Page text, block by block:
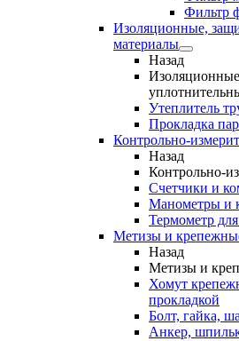
Фильтр
Изоляционные,
материалы
Назад
Утеплитель
Прокладка
Контрольно-
Назад
Контрольно-
Счетчики и
Манометры и
Термометр
Метизы и
Назад
Метизы и
Хомут
прокладкой
Болт, гайка,
Анкер,